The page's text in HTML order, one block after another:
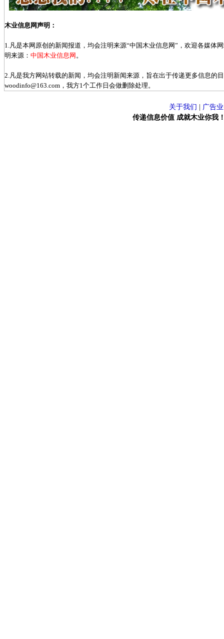
木业信息网声明：
1.凡是本网原创的新闻报道，均会注明来源“中国木业信息网”，欢迎各媒体
明来源： 中国木业信息网 。
2.凡是我方网站转载的新闻，均会注明新闻来源，旨在出于传递更多信息的
woodinfo@163.com，我方1个工作日会做删除处理。
关于我们
广告
传递信息价值 成就木业你我